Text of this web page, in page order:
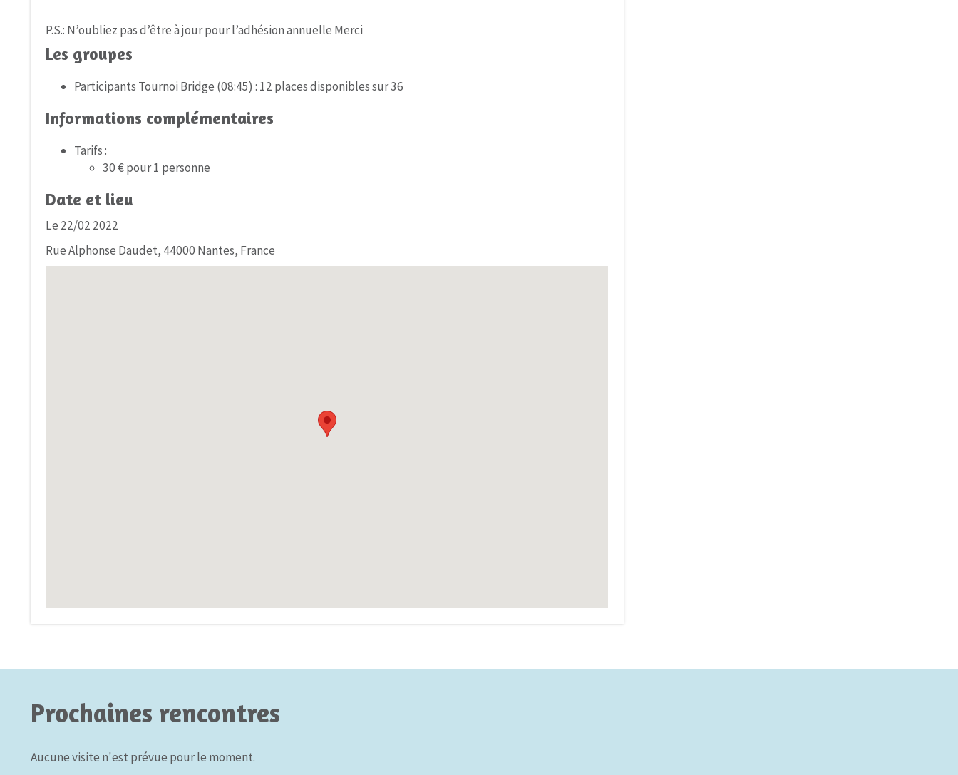
P.S.: N’oubliez pas d’être à jour pour l’adhésion annuelle Merci
Les groupes
Participants Tournoi Bridge (08:45) : 12 places disponibles sur 36
Informations complémentaires
Tarifs :
30 € pour 1 personne
Date et lieu
Le 22/02 2022
Rue Alphonse Daudet, 44000 Nantes, France
Prochaines rencontres
Aucune visite n'est prévue pour le moment.